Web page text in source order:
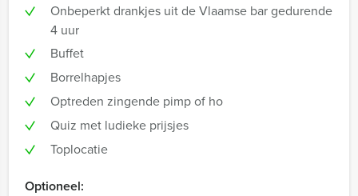
Onbeperkt drankjes uit de Vlaamse bar gedurende
4 uur
Buffet
Borrelhapjes
Optreden zingende pimp of ho
Quiz met ludieke prijsjes
Toplocatie
Optioneel: